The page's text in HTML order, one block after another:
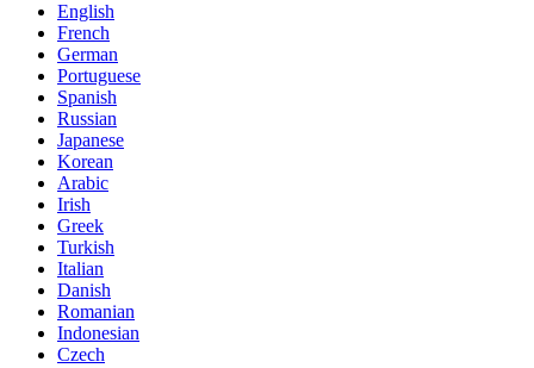
English
French
German
Portuguese
Spanish
Russian
Japanese
Korean
Arabic
Irish
Greek
Turkish
Italian
Danish
Romanian
Indonesian
Czech